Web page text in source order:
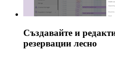
Създавайте и
резервации лесно